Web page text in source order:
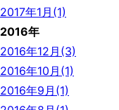
2017年1月(1)
2016年
2016年12月(3)
2016年10月(1)
2016年9月(1)